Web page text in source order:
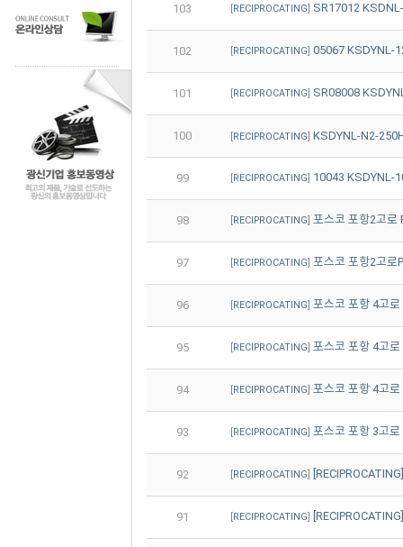
103 [RECIPROCATING] SR17012
102 [RECIPROCATING] 05067 KSDYNL-
101 [RECIPROCATING] SR08008
100 [RECIPROCATING] KSDYNL-N2-
99 [RECIPROCATING] 10043 KSDYNL-
98 [RECIPROCATING] 포스코 포항2고로
97 [RECIPROCATING] 포스코 포항2고로
96 [RECIPROCATING] 포스코 포항 4고
95 [RECIPROCATING] 포스코 포항 4고
94 [RECIPROCATING] 포스코 포항 4고
93 [RECIPROCATING] 포스코 포항 3고
92 [RECIPROCATING]
91 [RECIPROCATING]